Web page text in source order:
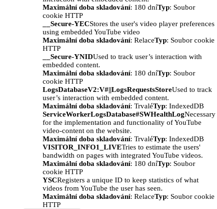
Maximální doba skladování: 180 dníTyp: Soubor
cookie HTTP
__Secure-YECStores the user's video player preferences
using embedded YouTube video
Maximální doba skladování: RelaceTyp: Soubor cookie
HTTP
__Secure-YNIDUsed to track user’s interaction with
embedded content.
Maximální doba skladování: 180 dníTyp: Soubor
cookie HTTP
LogsDatabaseV2:V#||LogsRequestsStoreUsed to track
user’s interaction with embedded content.
Maximální doba skladování: TrvaléTyp: IndexedDB
ServiceWorkerLogsDatabase#SWHealthLogNecessary
for the implementation and functionality of YouTube
video-content on the website.
Maximální doba skladování: TrvaléTyp: IndexedDB
VISITOR_INFO1_LIVETries to estimate the users'
bandwidth on pages with integrated YouTube videos.
Maximální doba skladování: 180 dníTyp: Soubor
cookie HTTP
YSCRegisters a unique ID to keep statistics of what
videos from YouTube the user has seen.
Maximální doba skladování: RelaceTyp: Soubor cookie
HTTP